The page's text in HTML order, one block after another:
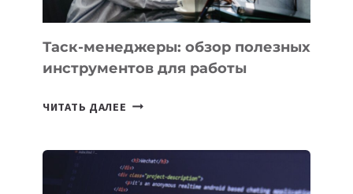
УЖЕ
СЕГОДНЯ
Таск-менеджеры: обзор полезных
инструментов для работы
ЧИТАТЬ ДАЛЕЕ ТАСК-
ПОЛЕЗНЫХ
ИНСТРУМЕНТОВ